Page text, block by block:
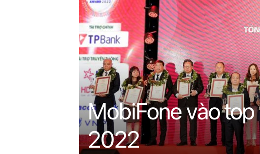
n
n
.
c
o
m
MobiFone vào
2022